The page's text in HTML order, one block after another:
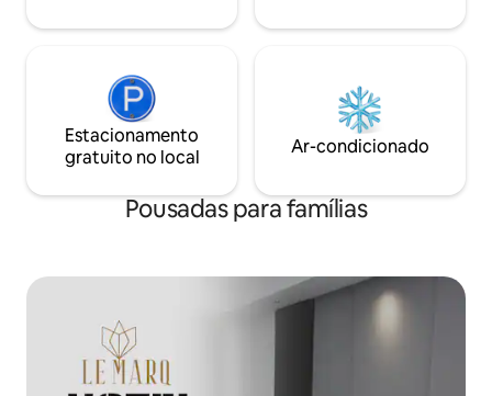
É assim que Mussoorie deveria se sentir!
Estacionamento
gratuito no local
Ar-condicionado
Pousadas para famílias